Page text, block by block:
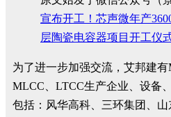
宣布开工！芯声微年产
层陶瓷电容器项目开工仪
为了进一步加强交流，艾邦建
MLCC、LTCC生产企业、设备
包括：风华高科、三环集团、